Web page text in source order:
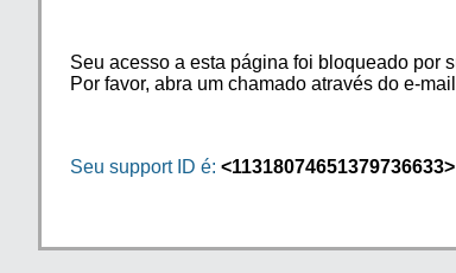
Seu acesso a esta página foi bloqueado por
Por favor, abra um chamado através do e-mail
Seu support ID é: <11318074651379736633>